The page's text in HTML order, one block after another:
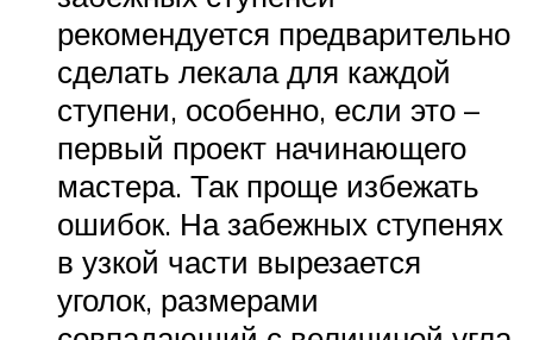
рекомендуется предварительно
сделать лекала для каждой
ступени, особенно, если это –
первый проект начинающего
мастера. Так проще избежать
ошибок. На забежных ступенях
в узкой части вырезается
уголок, размерами